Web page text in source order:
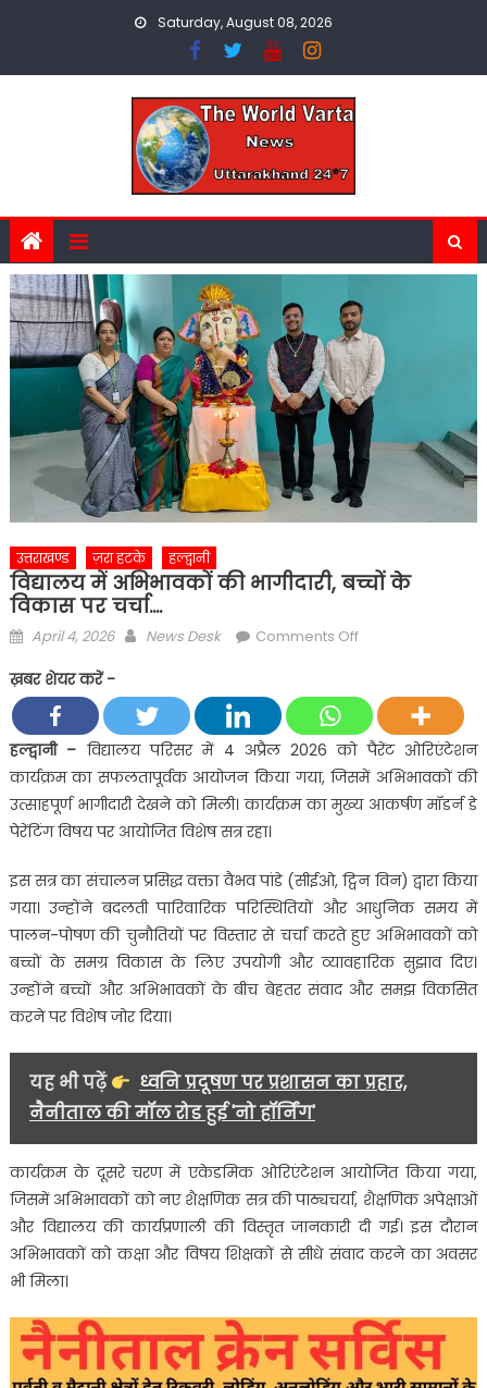
Saturday, August 08, 2026
उत्तराखण्ड ज़रा हटके हल्द्वानी
विद्यालय में अभिभावकों की भागीदारी, बच्चों के
विकास पर चर्चा….
Posted
April 4, 2026 Author
News Desk Comments Offon
अभिभावकों
की
भागीदारी,
बच्चों
के
चर्चा….
ख़बर शेयर करें -
हल्द्वानी– विद्यालय परिसर में 4 अप्रैल 2026 को पैरेंट ओरिएंटेशन
कार्यक्रम का सफलतापूर्वक आयोजन किया गया, जिसमें अभिभावकों की
उत्साहपूर्ण भागीदारी देखने को मिली। कार्यक्रम का मुख्य आकर्षण मॉडर्न डे
पेरेंटिंग विषय पर आयोजित विशेष सत्र रहा।
इस सत्र का संचालन प्रसिद्ध वक्ता वैभव पांडे (सीईओ, ट्विन विन) द्वारा किया
गया। उन्होंने बदलती पारिवारिक परिस्थितियों और आधुनिक समय में
पालन-पोषण की चुनौतियों पर विस्तार से चर्चा करते हुए अभिभावकों को
बच्चों के समग्र विकास के लिए उपयोगी और व्यावहारिक सुझाव दिए।
उन्होंने बच्चों और अभिभावकों के बीच बेहतर संवाद और समझ विकसित
करने पर विशेष जोर दिया।
यह भी पढ़ें
ध्वनि प्रदूषण पर प्रशासन का प्रहार,
नैनीताल की मॉल रोड हुई 'नो हॉर्निंग'
कार्यक्रम के दूसरे चरण में एकेडमिक ओरिएंटेशन आयोजित किया गया,
जिसमें अभिभावकों को नए शैक्षणिक सत्र की पाठ्यचर्या, शैक्षणिक अपेक्षाओं
और विद्यालय की कार्यप्रणाली की विस्तृत जानकारी दी गई। इस दौरान
अभिभावकों को कक्षा और विषय शिक्षकों से सीधे संवाद करने का अवसर
भी मिला।